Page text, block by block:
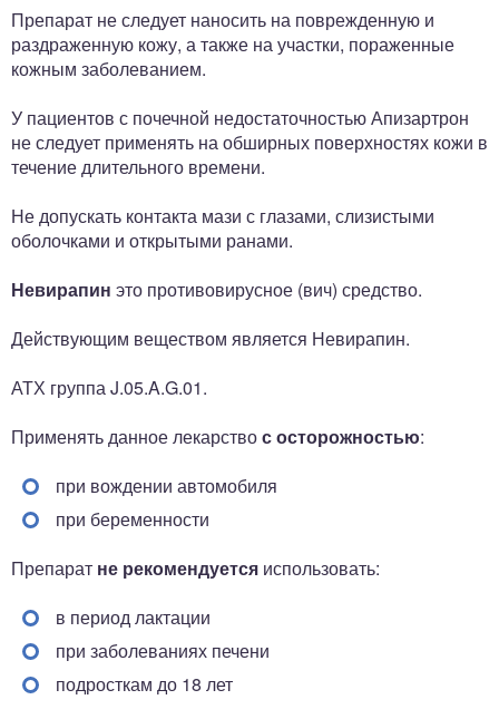
Препарат не следует наносить на поврежденную и
раздраженную кожу, а также на участки, пораженные
кожным заболеванием.
У пациентов с почечной недостаточностью Апизартрон
не следует применять на обширных поверхностях кожи в
течение длительного времени.
Не допускать контакта мази с глазами, слизистыми
оболочками и открытыми ранами.
Невирапин это противовирусное (вич) средство.
Действующим веществом является Невирапин.
АТХ группа J.05.A.G.01.
Применять данное лекарствос осторожностью:
при вождении автомобиля
при беременности
Препарат не рекомендуется использовать:
в период лактации
при заболеваниях печени
подросткам до 18 лет